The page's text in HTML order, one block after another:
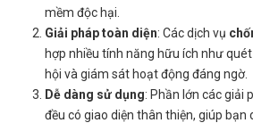
mềm độc hại.
Giải pháp toàn diện: Các dịch vụ
hợp nhiều tính năng hữu ích như
hội và giám sát hoạt động đáng ngờ.
Dễ dàng sử dụng: Phần lớn các giải
đều có giao diện thân thiện, giúp bạn